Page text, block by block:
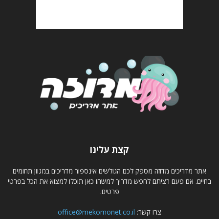
קצת עלינו
אתר מדריכים מדוזה מספק לכם הגולשים אינספור מדריכים במגוון תחומים
בחיים. אם פעם רציתם לחפש מדריך למשהו כאן תוכלו למצוא את הכל בפרטי
פרטים.
צרו קשר: office@mekomonet.co.il